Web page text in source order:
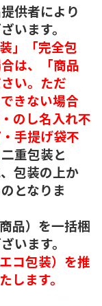
供者により
います。
」「完全包
は、「商品
い。ただ
きない場合
のし名入れ不
手提げ袋不
二重包装と
包装の上か
となりま
品）を一括梱
います。
コ包装）を推
します。